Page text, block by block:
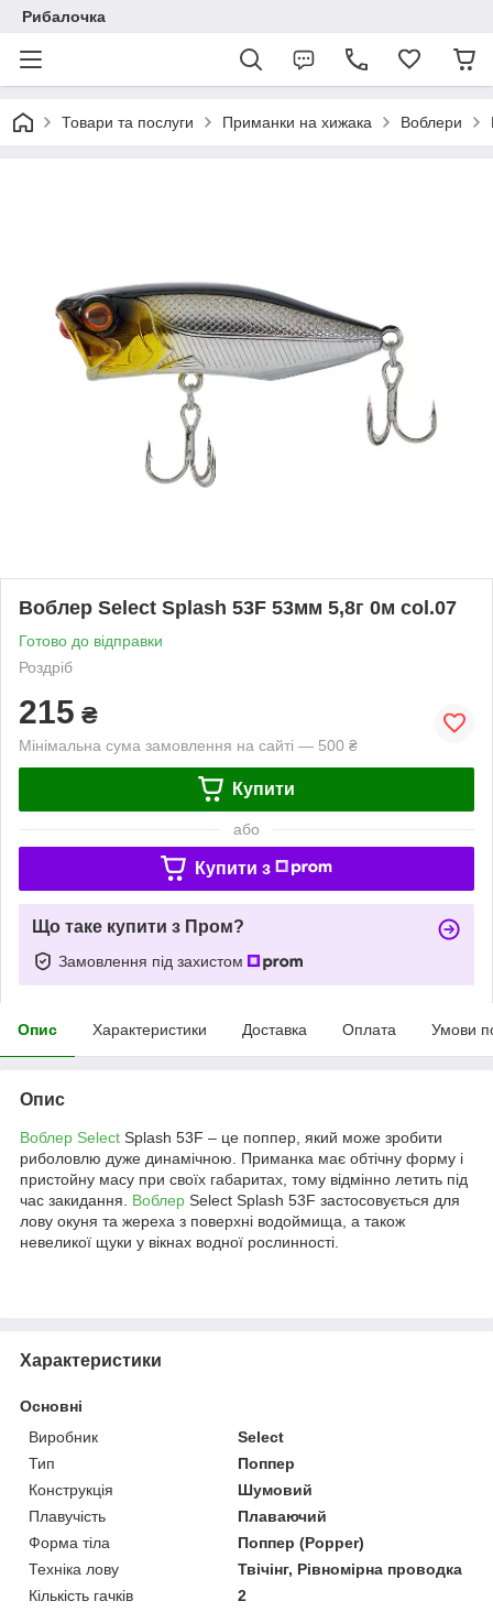
Рибалочка
Товари та послуги Приманки на хижака Воблери
Воблер Select Splash 53F 53мм 5,8г 0м col.07
Готово до відправки
Роздріб
215 ₴
Мінімальна сума замовлення на сайті — 500 ₴
Купити
або
Купити з
Що таке купити з Пром?
Замовлення під захистом
Опис Характеристики Доставка Оплата Умови
Опис
Воблер Select Splash 53F – це поппер, який може зробити
риболовлю дуже динамічною. Приманка має обтічну форму і
пристойну масу при своїх габаритах, тому відмінно летить під
час закидання. Воблер Select Splash 53F застосовується для
лову окуня та жереха з поверхні водоймища, а також
невеликої щуки у вікнах водної рослинності.
Характеристики
Основні
Виробник
Select
Тип
Поппер
Конструкція
Шумовий
Плавучість
Плаваючий
Форма тіла
Поппер (Popper)
Техніка лову
Твічінг, Рівномірна проводка
Кількість гачків
2